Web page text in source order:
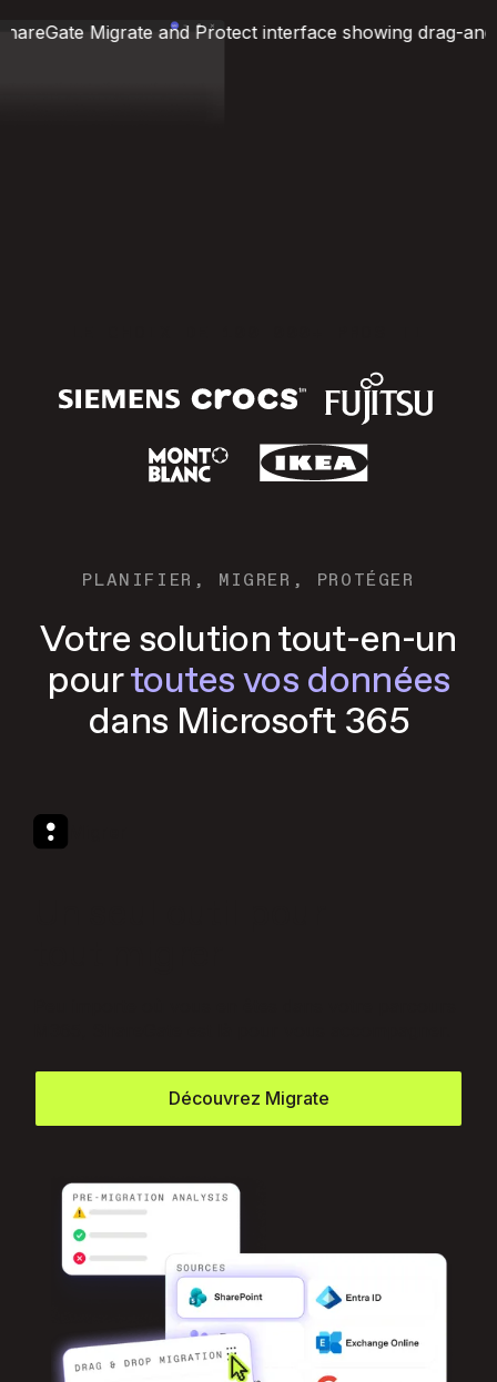
PLANIFIER, MIGRER, PROTÉGER
Votre solution tout-en-un
pourtoutes vos données
dans Microsoft 365
Découvrez Migrate